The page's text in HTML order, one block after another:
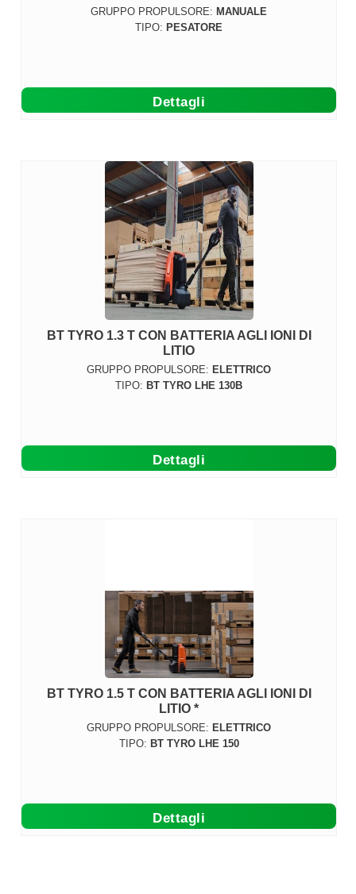
GRUPPO PROPULSORE: MANUALE
TIPO: PESATORE
Dettagli
BT TYRO 1.3 T CON BATTERIA AGLI IONI DI
LITIO
GRUPPO PROPULSORE: ELETTRICO
TIPO: BT TYRO LHE 130B
Dettagli
BT TYRO 1.5 T CON BATTERIA AGLI IONI DI
LITIO *
GRUPPO PROPULSORE: ELETTRICO
TIPO: BT TYRO LHE 150
Dettagli